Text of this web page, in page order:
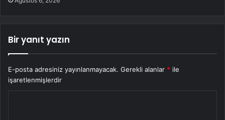
Bir yanıt yazın
E-posta adresiniz yayınlanmayacak. Gerekli alanlar * ile
işaretlenmişlerdir